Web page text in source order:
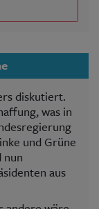
diskutiert.
was in
und Grüne
nun
aus